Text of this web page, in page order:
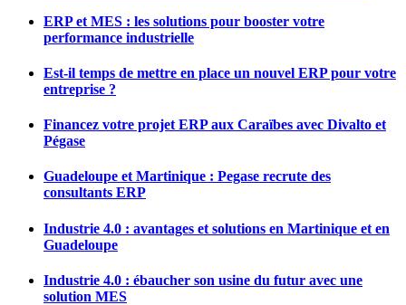
ERP et MES : les solutions pour booster votre
performance industrielle
Est-il temps de mettre en place un nouvel ERP pour votre
entreprise ?
Financez votre projet ERP aux Caraïbes avec Divalto et
Pégase
Guadeloupe et Martinique : Pegase recrute des
consultants ERP
Industrie 4.0 : avantages et solutions en Martinique et en
Guadeloupe
Industrie 4.0 : ébaucher son usine du futur avec une
solution MES